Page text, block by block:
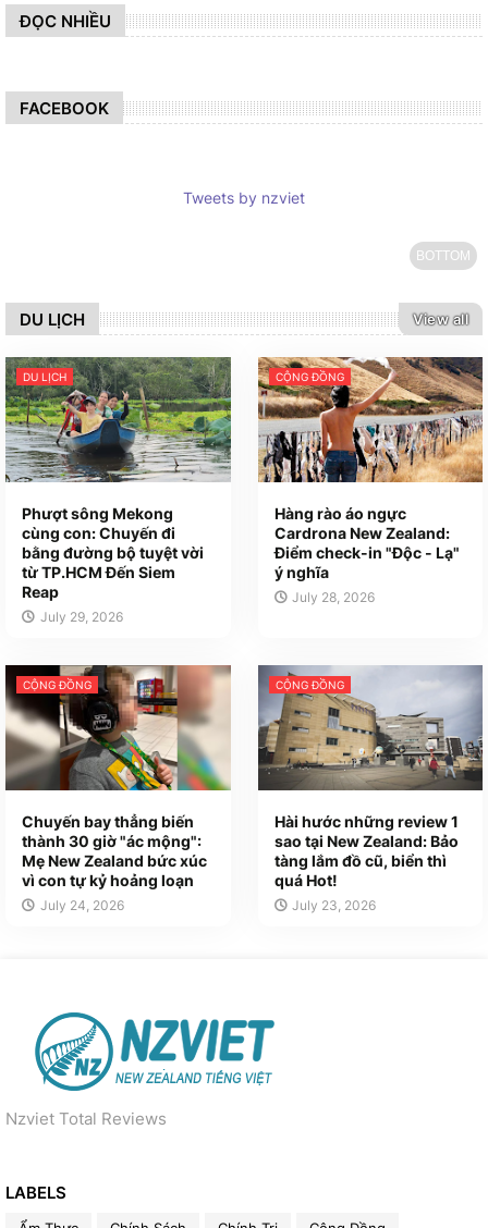
ĐỌC NHIỀU
FACEBOOK
Tweets by nzviet
BOTTOM
DU LỊCH View all
DU LỊCH
Phượt sông Mekong
cùng con: Chuyến đi
bằng đường bộ tuyệt vời
từ TP.HCM Đến Siem
Reap
July 29, 2026
CỘNG ĐỒNG
Hàng rào áo ngực
Cardrona New Zealand:
Điểm check-in "Độc - Lạ"
ý nghĩa
July 28, 2026
CỘNG ĐỒNG
Chuyến bay thẳng biến
thành 30 giờ "ác mộng":
Mẹ New Zealand bức xúc
vì con tự kỷ hoảng loạn
July 24, 2026
CỘNG ĐỒNG
Hài hước những review 1
sao tại New Zealand: Bảo
tàng lắm đồ cũ, biển thì
quá Hot!
July 23, 2026
Nzviet Total Reviews
LABELS